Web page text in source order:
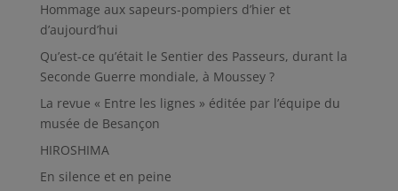
Hommage aux sapeurs-pompiers d’hier et
d’aujourd’hui
Qu’est-ce qu’était le Sentier des Passeurs, durant la
Seconde Guerre mondiale, à Moussey ?
La revue « Entre les lignes » éditée par l’équipe du
musée de Besançon
HIROSHIMA
En silence et en peine